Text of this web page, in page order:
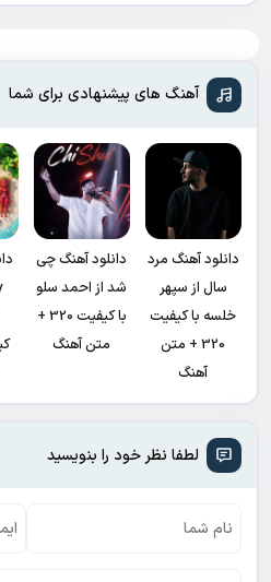
آهنگ های پیشنهادی برای شما
دانلود آهنگ مرد
سال از سپهر
خلسه با کیفیت
320 + متن
آهنگ
دانلود آهنگ چی
شد از احمد سلو
با کیفیت 320 +
متن آهنگ
لطفا نظر خود را بنویسید